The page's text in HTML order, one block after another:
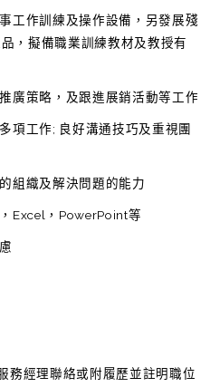
工作訓練及操作設備，另發展殘
，擬備職業訓練教材及教授有
廣策略，及跟進展銷活動等工作
項工作; 良好溝通技巧及重視團
組織及解決問題的能力
Excel，PowerPoint等
務經理聯絡或附履歷並註明職位